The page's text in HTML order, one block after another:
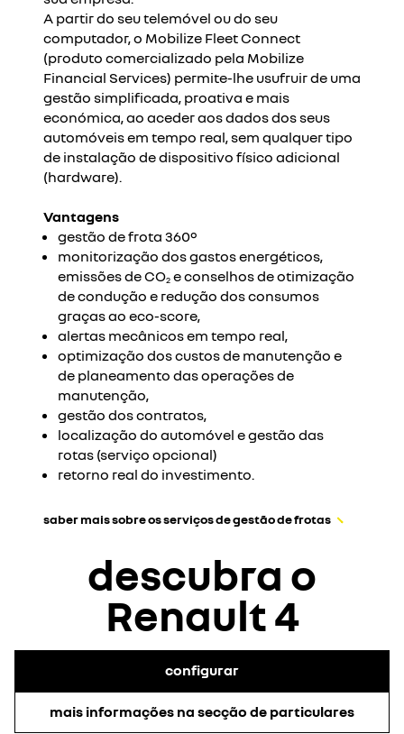
A partir do seu telemóvel ou do seu
computador, o Mobilize Fleet Connect
(produto comercializado pela Mobilize
Financial Services) permite-lhe usufruir de uma
gestão simplificada, proativa e mais
económica, ao aceder aos dados dos seus
automóveis em tempo real, sem qualquer tipo
de instalação de dispositivo físico adicional
(hardware).
Vantagens
gestão de frota 360º
monitorização dos gastos energéticos,
emissões de CO2 e conselhos de otimização
de condução e redução dos consumos
graças ao eco-score,
alertas mecânicos em tempo real,
optimização dos custos de manutenção e
de planeamento das operações de
manutenção,
gestão dos contratos,
localização do automóvel e gestão das
rotas (serviço opcional)
retorno real do investimento.
saber mais sobre os serviços de gestão de frotas
descubra o
Renault 4
configurar
mais informações na secção de particulares